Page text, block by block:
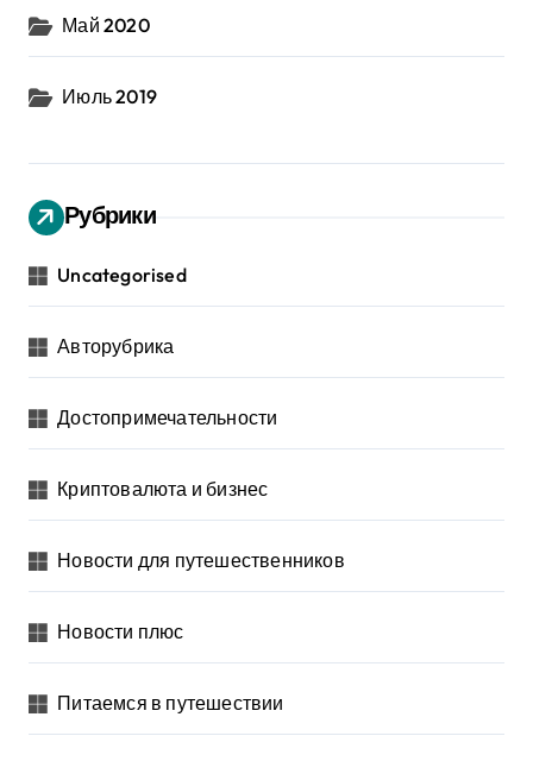
Май 2020
Июль 2019
Рубрики
Uncategorised
Авторубрика
Достопримечательности
Криптовалюта и бизнес
Новости для путешественников
Новости плюс
Питаемся в путешествии